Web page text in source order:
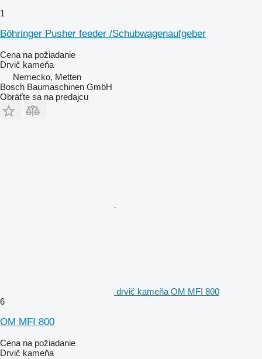
1
Böhringer Pusher feeder /Schubwagenaufgeber
Cena na požiadanie
Drvič kameňa
Nemecko, Metten
Bosch Baumaschinen GmbH
Obráťte sa na predajcu
drvič kameňa OM MFI 800
6
OM MFI 800
Cena na požiadanie
Drvič kameňa